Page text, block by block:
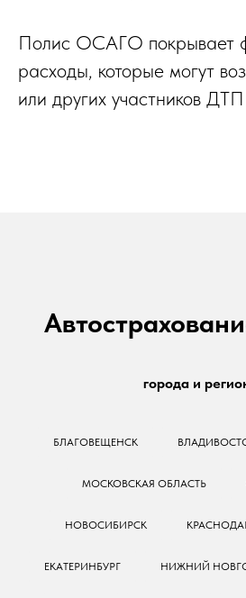
Полис ОСАГО покрывает
расходы, которые могут
или других участников ДТП
города и
БЛАГОВЕЩЕНСК
МОСКОВСКАЯ ОБЛАСТЬ
НОВОСИБИРСК
ЕКАТЕРИНБУРГ НИЖНИЙ